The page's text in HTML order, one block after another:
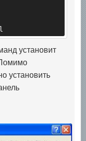
установит
установить